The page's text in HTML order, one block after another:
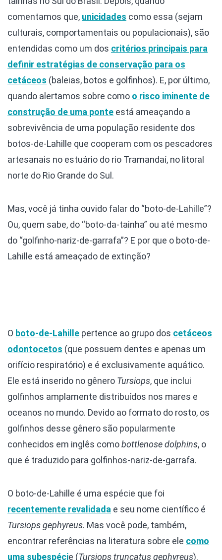
comentamos que, unicidades como essa (sejam
culturais, comportamentais ou populacionais), são
entendidas como um dos critérios principais para
definir estratégias de conservação para os
cetáceos (baleias, botos e golfinhos). E, por último,
quando alertamos sobre como o risco iminente de
construção de uma ponte está ameaçando a
sobrevivência de uma população residente dos
botos-de-Lahille que cooperam com os pescadores
artesanais no estuário do rio Tramandaí, no litoral
norte do Rio Grande do Sul.
Mas, você já tinha ouvido falar do “boto-de-Lahille”?
Ou, quem sabe, do “boto-da-tainha” ou até mesmo
do “golfinho-nariz-de-garrafa”? E por que o boto-de-
Lahille está ameaçado de extinção?
O boto-de-Lahille pertence ao grupo dos cetáceos
odontocetos (que possuem dentes e apenas um
orifício respiratório) e é exclusivamente aquático.
Ele está inserido no gênero Tursiops, que inclui
golfinhos amplamente distribuídos nos mares e
oceanos no mundo. Devido ao formato do rosto, os
golfinhos desse gênero são popularmente
conhecidos em inglês comobottlenose dolphins, o
que é traduzido para golfinhos-nariz-de-garrafa.
O boto-de-Lahille é uma espécie que foi
recentemente revalidada e seu nome científico é
Tursiops gephyreus. Mas você pode, também,
encontrar referências na literatura sobre ele como
uma subespécie (Tursiops truncatus gephyreus).